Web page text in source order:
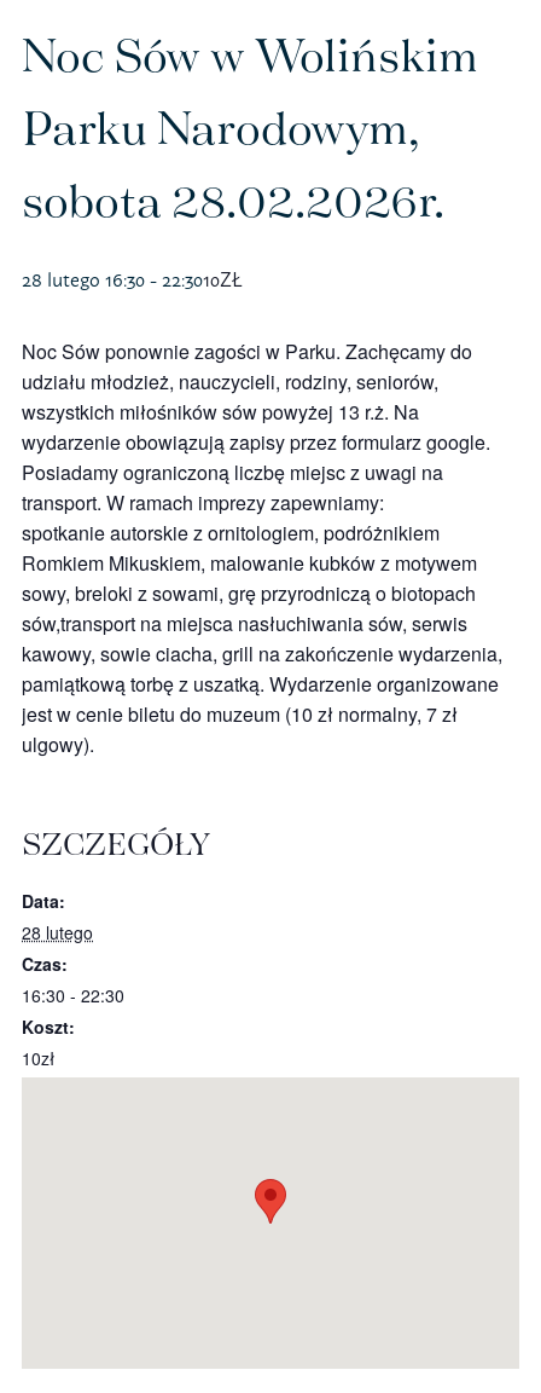
Sklep na ptak
Koszulki
Budki i karmniki
Noc Sów w Wolińskim
Parku Narodowym,
sobota 28.02.2026r.
28 lutego 16:30 - 22:3010ZŁ
Noc Sów ponownie zagości w Parku. Zachęcamy do
udziału młodzież, nauczycieli, rodziny, seniorów,
wszystkich miłośników sów powyżej 13 r.ż. Na
wydarzenie obowiązują zapisy przez formularz google.
Posiadamy ograniczoną liczbę miejsc z uwagi na
transport. W ramach imprezy zapewniamy:
spotkanie autorskie z ornitologiem, podróżnikiem
Romkiem Mikuskiem, malowanie kubków z motywem
sowy, breloki z sowami, grę przyrodniczą o biotopach
sów,transport na miejsca nasłuchiwania sów, serwis
kawowy, sowie ciacha, grill na zakończenie wydarzenia,
pamiątkową torbę z uszatką. Wydarzenie organizowane
jest w cenie biletu do muzeum (10 zł normalny, 7 zł
ulgowy).
SZCZEGÓŁY
Data:
28 lutego
Czas:
16:30 - 22:30
Koszt:
10zł